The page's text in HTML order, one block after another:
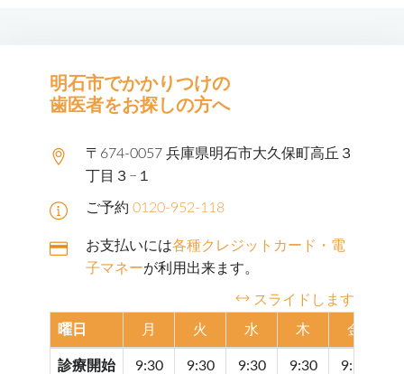
明石市でかかりつけの
歯医者をお探しの方へ
〒674-0057 兵庫県明石市大久保町高丘３
丁目３−１
ご予約 0120-952-118
お支払いには各種クレジットカード・電
子マネーが利用出来ます。
スライドします
曜日 月 火 水 木 金
診療開始 9:30 9:30 9:30 9:30 9:30